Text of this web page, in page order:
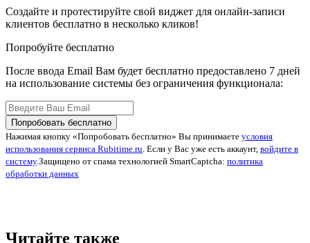
Создайте и протестируйте свой виджет для онлайн-записи
клиентов бесплатно в несколько кликов!
Попробуйте бесплатно
После ввода Email Вам будет бесплатно предоставлено 7 дней
на использование системы без ограничения функционала:
Попробовать бесплатно
Нажимая кнопку «Попробовать бесплатно» Вы принимаете условия
использования сервиса Rubitime.ru. Если у Вас уже есть аккаунт, войдите в
систему.Защищено от спама технологией SmartCaptcha: политика
обработки данных
Читайте также